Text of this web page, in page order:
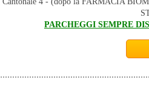
PARCHEGGI SEMPRE